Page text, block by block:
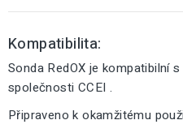
Kompatibilita:
Sonda RedOX je kompatibilní
společnosti CCEI .
Připraveno k okamžitému